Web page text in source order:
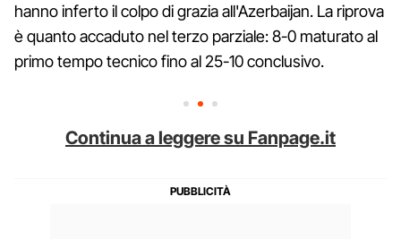
hanno inferto il colpo di grazia all'Azerbaijan. La riprova
è quanto accaduto nel terzo parziale: 8-0 maturato al
primo tempo tecnico fino al 25-10 conclusivo.
Continua a leggere su Fanpage.it